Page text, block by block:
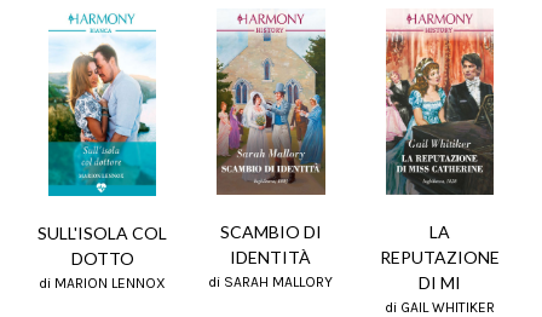
SULL'ISOLA COL
DOTTO
di MARION LENNOX
SCAMBIO DI
IDENTITÀ
di SARAH MALLORY
LA
REPUTAZIONE
DI MI
di GAIL WHITIKER